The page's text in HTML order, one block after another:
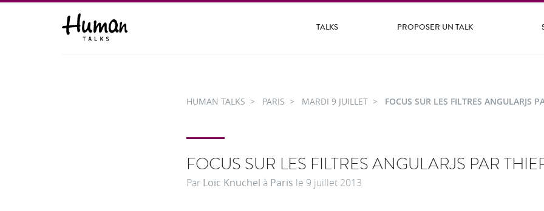
TALKS PROPOSER UN TALK
HUMAN TALKS PARIS MARDI 9 JUILLET FOCUS SUR LES FILTRES ANGULARJS
FOCUS SUR LES FILTRES ANGULARJS PAR
Par Loïc Knuchel à Paris le 9 juillet 2013